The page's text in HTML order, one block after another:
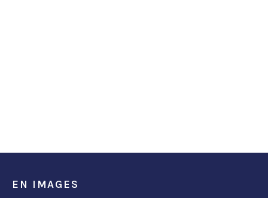
EN IMAGES